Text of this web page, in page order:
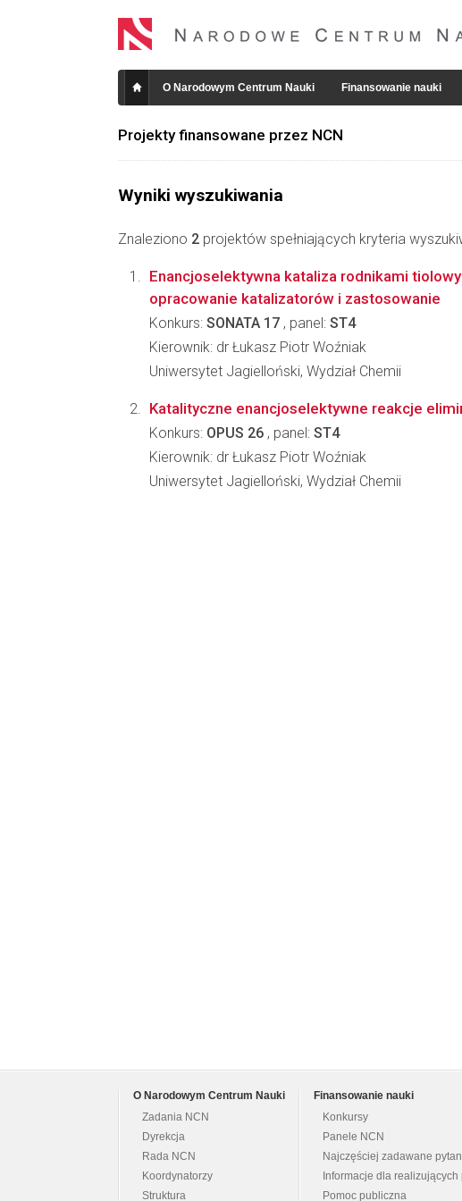
O Narodowym Centrum Nauki Finansowanie nauki
Projekty finansowane przez NCN
Wyniki wyszukiwania
Znaleziono 2 projektów spełniających kryteria
Enancjoselektywna kataliza rodnikami
opracowanie katalizatorów i zastosowanie
Konkurs: SONATA 17 , panel: ST4
Kierownik: dr Łukasz Piotr Woźniak
Uniwersytet Jagielloński, Wydział Chemii
Katalityczne enancjoselektywne reakcje
Konkurs: OPUS 26 , panel: ST4
Kierownik: dr Łukasz Piotr Woźniak
Uniwersytet Jagielloński, Wydział Chemii
O Narodowym Centrum Nauki
Zadania NCN
Dyrekcja
Rada NCN
Koordynatorzy
Struktura
Finansowanie nauki
Konkursy
Panele NCN
Najczęściej zadawane
Informacje dla realizujących
Pomoc publiczna